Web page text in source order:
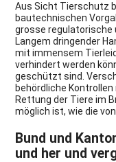
Aus Sicht Tierschutz
bautechnischen
grosse regulatorische
Langem dringender
mit immensem
verhindert werden
geschützt sind.
behördliche
Rettung der Tiere im
möglich ist, wie die
Bund und
und her und